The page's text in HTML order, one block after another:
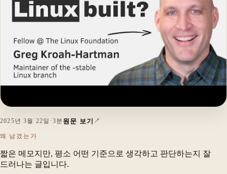
2025년 3월 22일 · 3분 원문 보기
왜 남겼는가
짧은 메모지만, 평소 어떤 기준으로 생각하고 판단하는지 잘
드러나는 글입니다.